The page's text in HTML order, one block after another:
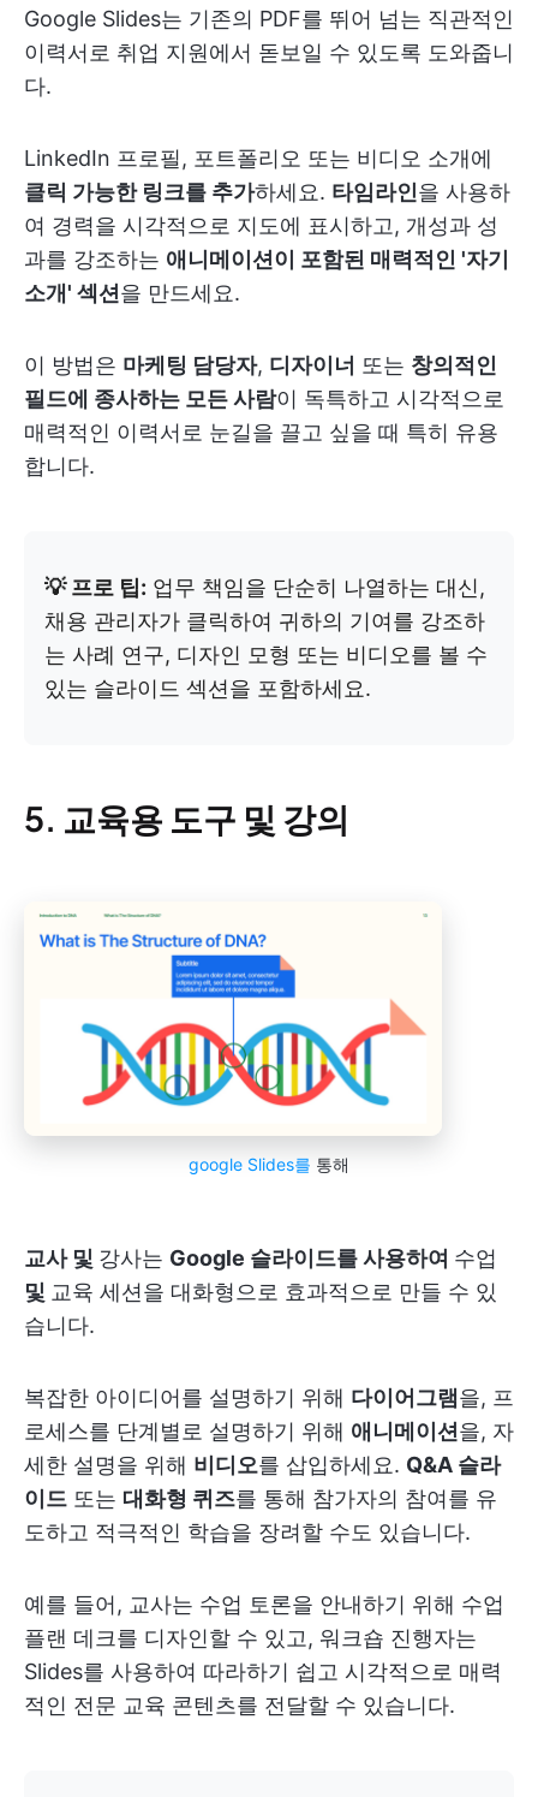
Google Slides는 기존의 PDF를 뛰어 넘는 직관적인
이력서로 취업 지원에서 돋보일 수 있도록 도와줍니
다.
LinkedIn 프로필, 포트폴리오 또는 비디오 소개에
클릭 가능한 링크를 추가하세요. 타임라인을 사용하
여 경력을 시각적으로 지도에 표시하고, 개성과 성
과를 강조하는 애니메이션이 포함된 매력적인 '자기
소개' 섹션 을 만드세요.
이 방법은 마케팅 담당자, 디자이너 또는 창의적인
필드에 종사하는 모든 사람이 독특하고 시각적으로
매력적인 이력서로 눈길을 끌고 싶을 때 특히 유용
합니다.
💡 프로 팁: 업무 책임을 단순히 나열하는 대신,
채용 관리자가 클릭하여 귀하의 기여를 강조하
는 사례 연구, 디자인 모형 또는 비디오를 볼 수
있는 슬라이드 섹션을 포함하세요.
5. 교육용 도구 및 강의
google Slides를 통해
교사 및 강사는 Google 슬라이드를 사용하여 수업
및 교육 세션을 대화형으로 효과적으로 만들 수 있
습니다.
복잡한 아이디어를 설명하기 위해 다이어그램을, 프
로세스를 단계별로 설명하기 위해 애니메이션 을, 자
세한 설명을 위해 비디오를 삽입하세요. Q&A 슬라
이드 또는 대화형 퀴즈를 통해 참가자의 참여를 유
도하고 적극적인 학습을 장려할 수도 있습니다.
예를 들어, 교사는 수업 토론을 안내하기 위해 수업
플랜 데크를 디자인할 수 있고, 워크숍 진행자는
Slides를 사용하여 따라하기 쉽고 시각적으로 매력
적인 전문 교육 콘텐츠를 전달할 수 있습니다.